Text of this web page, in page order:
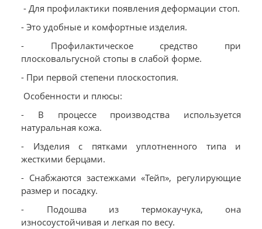
- Для профилактики появления деформации стоп.
- Это удобные и комфортные изделия.
- Профилактическое средство при
плосковальгусной стопы в слабой форме.
- При первой степени плоскостопия.
Особенности и плюсы:
- В процессе производства используется
натуральная кожа.
- Изделия с пятками уплотненного типа и
жесткими берцами.
- Снабжаются застежками «Тейп», регулирующие
размер и посадку.
- Подошва из термокаучука, она
износоустойчивая и легкая по весу.